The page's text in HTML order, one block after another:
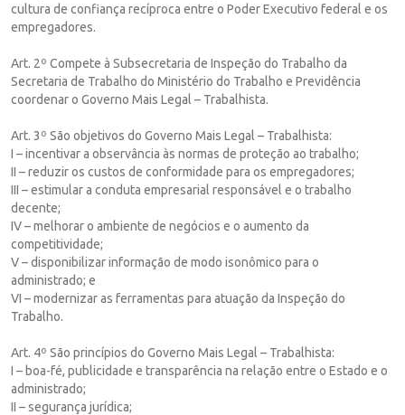
cultura de confiança recíproca entre o Poder Executivo federal e os
empregadores.
Art. 2º Compete à Subsecretaria de Inspeção do Trabalho da
Secretaria de Trabalho do Ministério do Trabalho e Previdência
coordenar o Governo Mais Legal – Trabalhista.
Art. 3º São objetivos do Governo Mais Legal – Trabalhista:
I – incentivar a observância às normas de proteção ao trabalho;
II – reduzir os custos de conformidade para os empregadores;
III – estimular a conduta empresarial responsável e o trabalho
decente;
IV – melhorar o ambiente de negócios e o aumento da
competitividade;
V – disponibilizar informação de modo isonômico para o
administrado; e
VI – modernizar as ferramentas para atuação da Inspeção do
Trabalho.
Art. 4º São princípios do Governo Mais Legal – Trabalhista:
I – boa-fé, publicidade e transparência na relação entre o Estado e o
administrado;
II – segurança jurídica;